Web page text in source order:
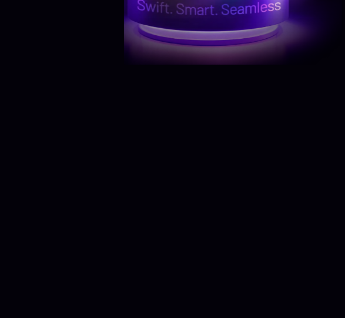
Daha fazla göster